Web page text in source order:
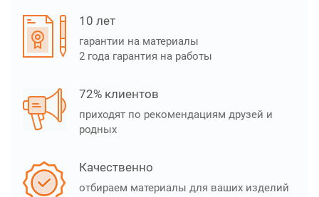
10 лет
гарантии на материалы
2 года гарантия на работы
72% клиентов
приходят по рекомендациям друзей и
родных
Качественно
отбираем материалы для ваших изделий